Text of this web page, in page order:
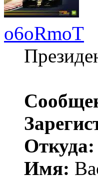
o6oRmoT
Откуда:
Имя: